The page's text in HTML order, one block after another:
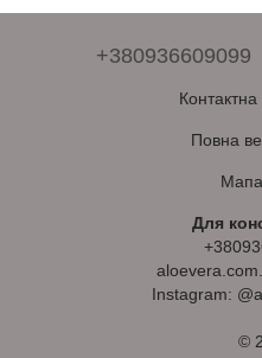
+380936609099
Повна
Для
Instagram:
©